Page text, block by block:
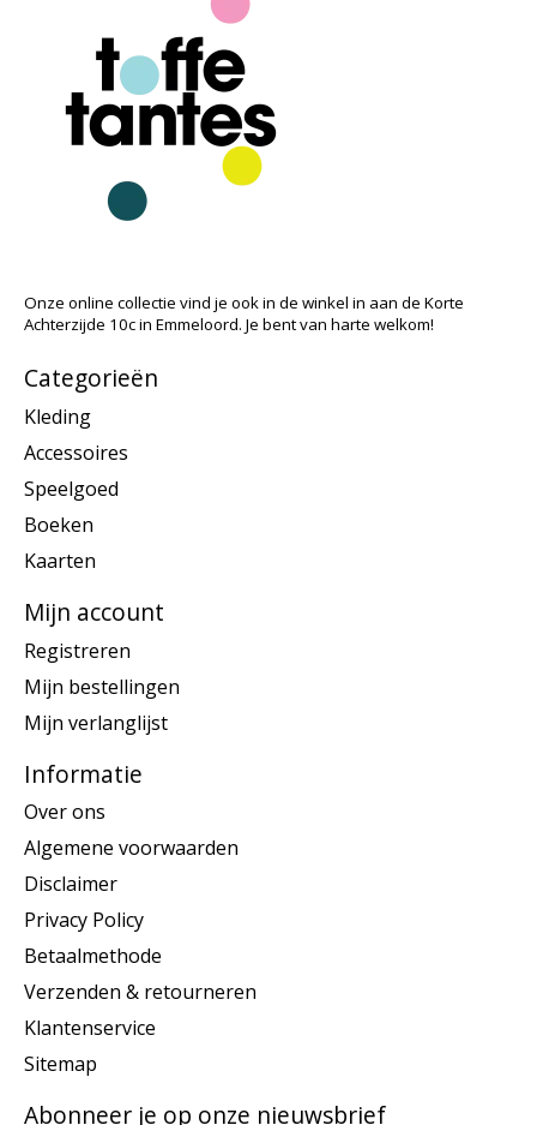
Onze online collectie vind je ook in de winkel in aan de Korte
Achterzijde 10c in Emmeloord. Je bent van harte welkom!
Categorieën
Kleding
Accessoires
Speelgoed
Boeken
Kaarten
Mijn account
Registreren
Mijn bestellingen
Mijn verlanglijst
Informatie
Over ons
Algemene voorwaarden
Disclaimer
Privacy Policy
Betaalmethode
Verzenden & retourneren
Klantenservice
Sitemap
Abonneer je op onze nieuwsbrief